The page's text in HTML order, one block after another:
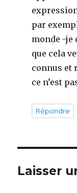
par
monde -je
que cela
connus et
ce n’est
Répondre
Laisser